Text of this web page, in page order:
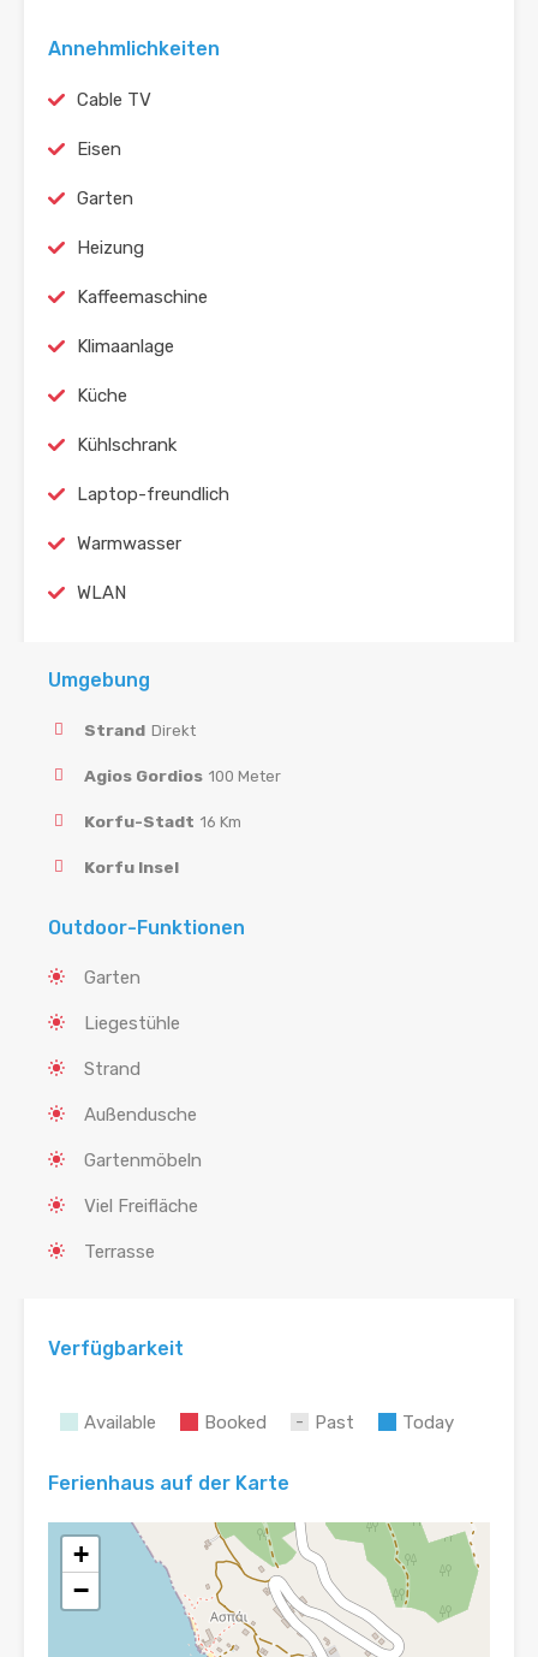
Annehmlichkeiten
Cable TV
Eisen
Garten
Heizung
Kaffeemaschine
Klimaanlage
Küche
Kühlschrank
Laptop-freundlich
Warmwasser
WLAN
Umgebung
Strand Direkt
Agios Gordios 100 Meter
Korfu-Stadt 16 Km
Korfu Insel
Outdoor-Funktionen
Garten
Liegestühle
Strand
Außendusche
Gartenmöbeln
Viel Freifläche
Terrasse
Verfügbarkeit
Available Booked Past Today
Ferienhaus auf der Karte
+
−